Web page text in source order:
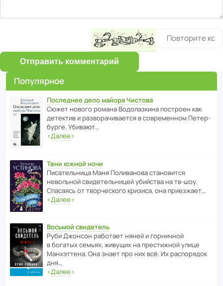
Отправить комментарий
Популярное
Последнее дело майора Чистова
Сюжет нового романа Водо­ла­з­кина пост­роен как
дете­ктив и разво­ра­чи­ва­ется в совре­менном Пете­р­
бурге. Убивают…
‹Далее›
Тени южной ночи
Писа­тель­ница Маня Поли­ва­нова стано­вится
невольной свиде­тель­ницей убийства на тв-шоу.
Спасаясь от твор­че­с­кого кризиса, она приезжает…
‹Далее›
Восьмой свидетель
Руби Джонсон рабо­тает няней и горни­чной
в богатых семьях, живущих на прес­ти­жной улице
Манх­эт­тена. Она знает про них всё. Их распо­рядок
дня…
‹Далее›